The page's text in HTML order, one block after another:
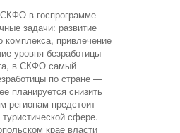
в госпрограмме
задачи: развитие
комплекса, привлечение
уровня безработицы
в СКФО самый
по стране —
планируется снизить
регионам предстоит
туристической сфере.
крае власти